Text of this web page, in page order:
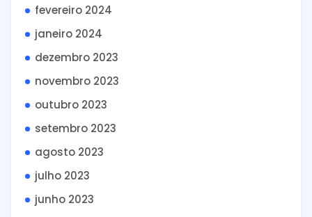
fevereiro 2024
janeiro 2024
dezembro 2023
novembro 2023
outubro 2023
setembro 2023
agosto 2023
julho 2023
junho 2023